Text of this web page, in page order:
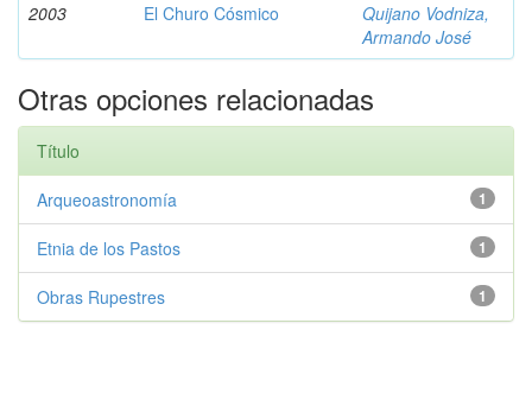
2003 El Churo Cósmico
Quijano Vodniza,
Armando José
Otras opciones relacionadas
Título
1
Arqueoastronomía
1
Etnia de los Pastos
1
Obras Rupestres